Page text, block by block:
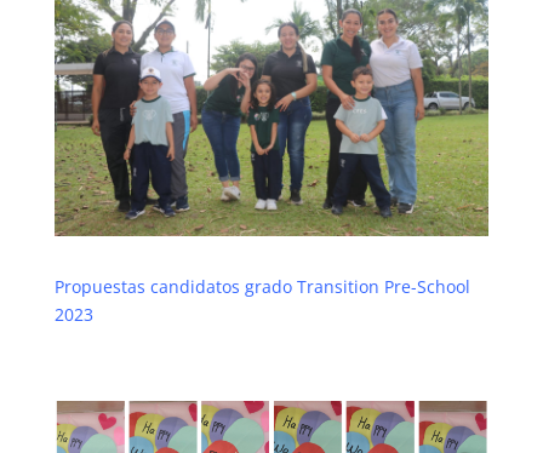
Propuestas candidatos grado Transition Pre-School
2023